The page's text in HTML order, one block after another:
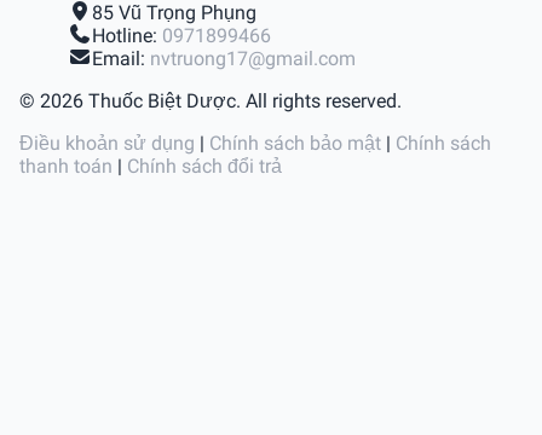
85 Vũ Trọng Phụng
Hotline: 0971899466
Email: nvtruong17@gmail.com
© 2026 Thuốc Biệt Dược. All rights reserved.
Điều khoản sử dụng | Chính sách bảo mật | Chính sách
thanh toán | Chính sách đổi trả